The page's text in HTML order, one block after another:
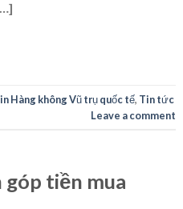
Hàng không Vũ trụ quốc tế, Tin tức
Leave a comment
tiền mua